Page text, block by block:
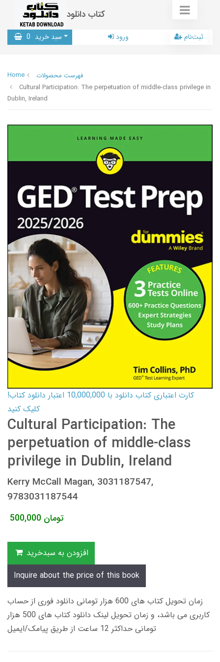
کتاب دانلود
سبد خرید 0 ورود ثبت‌نام
Home
فهرست محصولات
Cultural Participation: The perpetuation of middle-class privilege in
Dublin, Ireland
کارت اعتباری کتاب دانلود با 10,000,000 اعتبار دانلود کتاب!
کلیک کنید
Cultural Participation: The
perpetuation of middle-class
privilege in Dublin, Ireland
Kerry McCall Magan, 3031187547,
9783031187544
500,000 تومان
افزودن به سبدخرید
Inquire about the price of this book
زمان تحویل کتاب های 600 هزار تومانی دانلود فوری از حساب
کاربری می باشد، و زمان تحویل لینک دانلود کتاب های 500 هزار
تومانی حداکثر 12 ساعت از طریق پیامک/ایمیل